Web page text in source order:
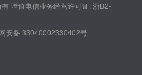
有增值电信业务经营许可证: 浙B2-
安备 33040002330402号